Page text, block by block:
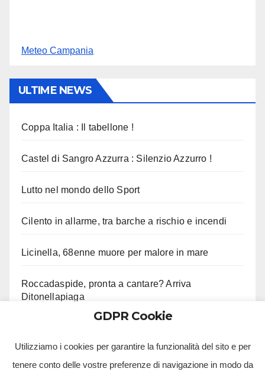
Meteo Campania
ULTIME NEWS
Coppa Italia : Il tabellone !
Castel di Sangro Azzurra : Silenzio Azzurro !
Lutto nel mondo dello Sport
Cilento in allarme, tra barche a rischio e incendi
Licinella, 68enne muore per malore in mare
Roccadaspide, pronta a cantare? Arriva
Ditonellapiaga
GDPR Cookie
Utilizziamo i cookies per garantire la funzionalità del sito e per
tenere conto delle vostre preferenze di navigazione in modo da